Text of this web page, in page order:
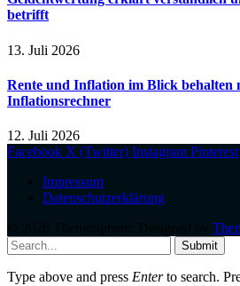
betrifft
13. Juli 2026
Rente und Inflation im Blick behalten
Inflationsrechner
12. Juli 2026
Facebook X (Twitter) Instagram Pinterest
Impressum
Datenschutzerklärung
Submit
Type above and press Enterto search.